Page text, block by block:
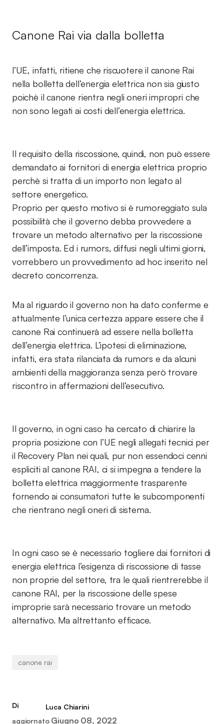
Canone Rai via dalla bolletta
l’UE, infatti, ritiene che riscuotere il canone Rai
nella bolletta dell’energia elettrica non sia giusto
poichè il canone rientra negli oneri impropri che
non sono legati ai costi dell’energia elettrica.
Il requisito della riscossione, quindi, non può essere
demandato ai fornitori di energia elettrica proprio
perchè si tratta di un importo non legato al
settore energetico.
Proprio per questo motivo si è rumoreggiato sula
possibilità che il governo debba provvedere a
trovare un metodo alternativo per la riscossione
dell’imposta. Ed i rumors, diffusi negli ultimi giorni,
vorrebbero un provvedimento ad hoc inserito nel
decreto concorrenza.
Ma al riguardo il governo non ha dato conferme e
attualmente l’unica certezza appare essere che il
canone Rai continuerà ad essere nella bolletta
dell’energia elettrica. L’ipotesi di eliminazione,
infatti, era stata rilanciata da rumors e da alcuni
ambienti della maggioranza senza però trovare
riscontro in affermazioni dell’esecutivo.
Il governo, in ogni caso ha cercato di chiarire la
propria posizione con l’UE negli allegati tecnici per
il Recovery Plan nei quali, pur non essendoci cenni
espliciti al canone RAI, ci si impegna a tendere la
bolletta elettrica maggiormente trasparente
fornendo ai consumatori tutte le subcomponenti
che rientrano negli oneri di sistema.
In ogni caso se è necessario togliere dai fornitori di
energia elettrica l’esigenza di riscossione di tasse
non proprie del settore, tra le quali rientrerebbe il
canone RAI, per la riscossione delle spese
improprie sarà necessario trovare un metodo
alternativo. Ma altrettanto efficace.
canone rai
Di
Luca Chiarini
aggiornato Giugno 08, 2022